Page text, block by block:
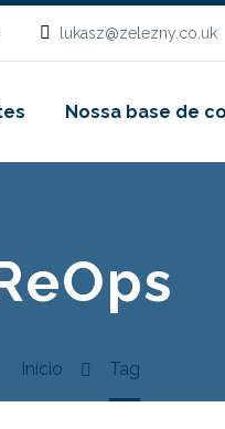
lukasz@zelezny.co.uk
Nossa base de
Início Tag